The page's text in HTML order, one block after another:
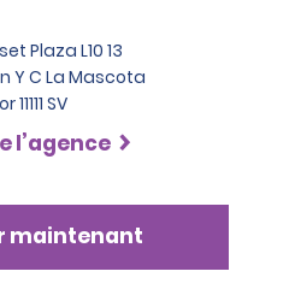
Plaza L10 13
Y C La Mascota
SV
l’agence
maintenant